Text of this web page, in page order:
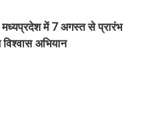
में 7 अगस्त से प्रारंभ
अभियान